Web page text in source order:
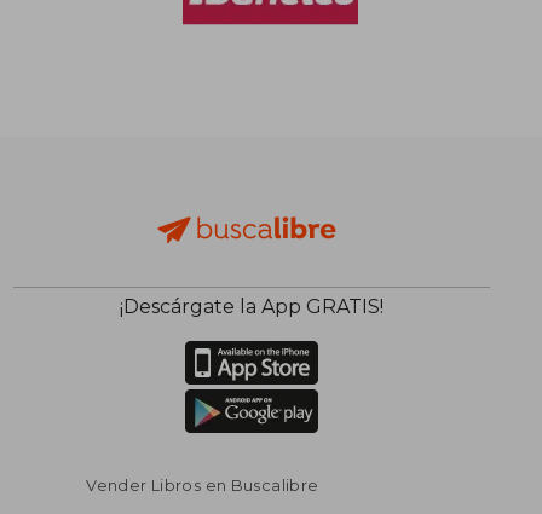
¡Descárgate la App GRATIS!
Vender Libros en Buscalibre